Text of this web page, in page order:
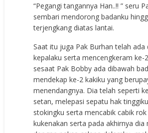
“Pegangi tangannya Han..!! ” seru
sembari mendorong badanku
terjengkang diatas lantai.
Saat itu juga Pak Burhan telah ada
kepalaku serta mencengkeram ke-
sesaat Pak Bobby ada dibawah
mendekap ke-2 kakiku yang
menendangnya. Dia telah seperti
setan, melepasi sepatu hak
stokingku serta mencabik cabik
kukenakan serta pada akhirnya dia